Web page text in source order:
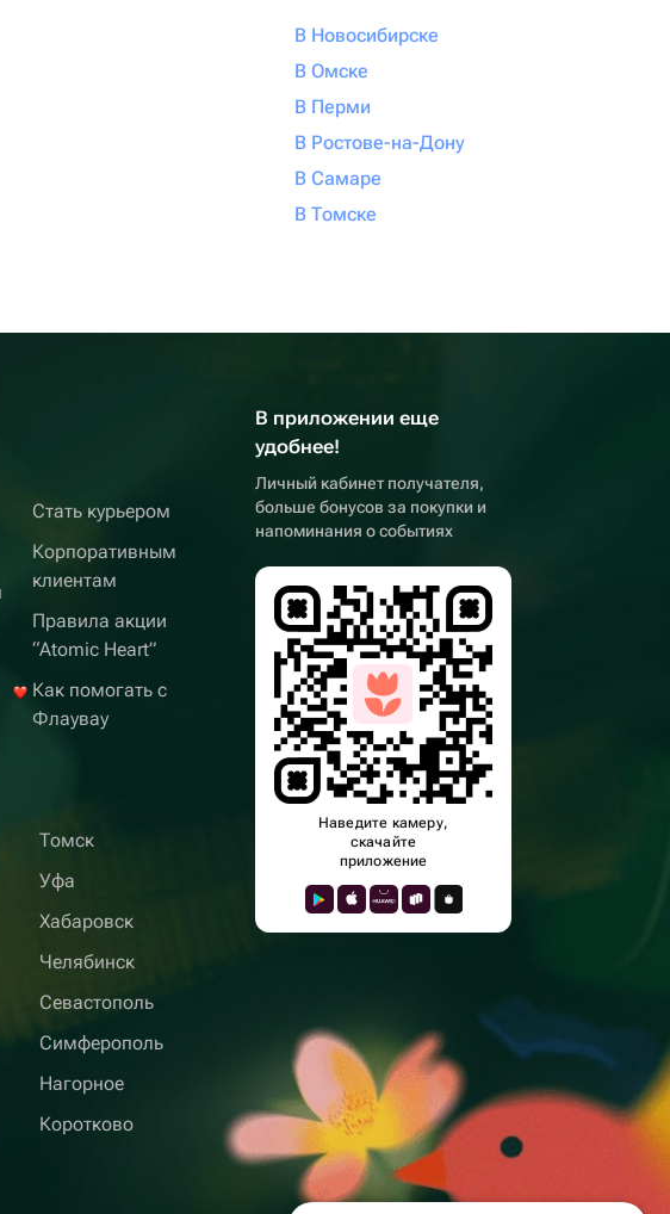
В Новосибирске
В Омске
В Перми
В Ростове-на-Дону
В Самаре
В Томске
Стать курьером
Корпоративным
клиентам
Правила акции
“Atomic Heart”
Как помогать с
Флаувау
Томск
Уфа
Хабаровск
Челябинск
Севастополь
Симферополь
Нагорное
Коротково
В приложении еще
удобнее!
Личный кабинет получателя,
больше бонусов за покупки и
напоминания о событиях
Наведите камеру,
скачайте
приложение